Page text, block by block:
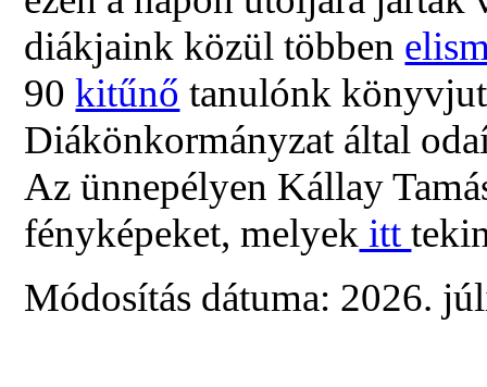
diákjaink közül többen
90kitűnő tanulónk
Diákönkormányzat által
Az ünnepélyen Kállay
fényképeket, melyek itt
Módosítás dátuma: 2026.